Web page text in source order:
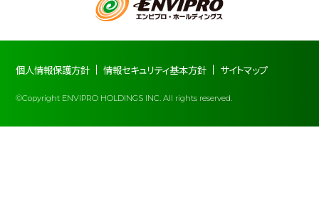
個人情報保護方針 情報セキュリティ基本方針 サイトマップ
©Copyright ENVIPRO HOLDINGS INC. All rights reserved.